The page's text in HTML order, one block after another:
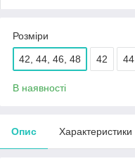
Розміри
42, 44, 46, 48 42 44
В наявності
Опис Характеристики